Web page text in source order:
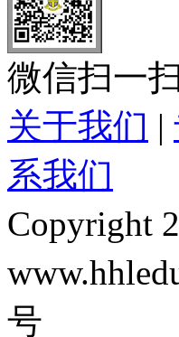
微信扫一
关于我们 |
系我们
Copyright
号